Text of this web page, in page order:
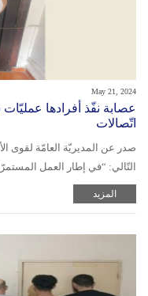
May 21, 2024
عصابة نفّذ أفرادها
اتّصالات
صدر عن المديريّة العامّة لقوى
التّالي: “في إطار العمل
المزيد